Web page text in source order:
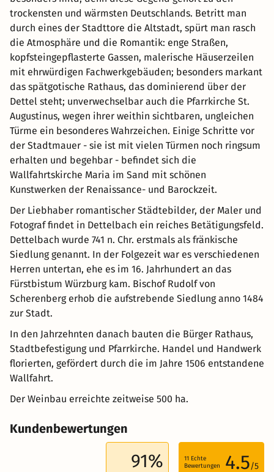
trockensten und wärmsten Deutschlands. Betritt man
durch eines der Stadttore die Altstadt, spürt man rasch
die Atmosphäre und die Romantik: enge Straßen,
kopfsteingepflasterte Gassen, malerische Häuserzeilen
mit ehrwürdigen Fachwerkgebäuden; besonders markant
das spätgotische Rathaus, das dominierend über der
Dettel steht; unverwechselbar auch die Pfarrkirche St.
Augustinus, wegen ihrer weithin sichtbaren, ungleichen
Türme ein besonderes Wahrzeichen. Einige Schritte vor
der Stadtmauer - sie ist mit vielen Türmen noch ringsum
erhalten und begehbar - befindet sich die
Wallfahrtskirche Maria im Sand mit schönen
Kunstwerken der Renaissance- und Barockzeit.
Der Liebhaber romantischer Städtebilder, der Maler und
Fotograf findet in Dettelbach ein reiches Betätigungsfeld.
Dettelbach wurde 741 n. Chr. erstmals als fränkische
Siedlung genannt. In der Folgezeit war es verschiedenen
Herren untertan, ehe es im 16. Jahrhundert an das
Fürstbistum Würzburg kam. Bischof Rudolf von
Scherenberg erhob die aufstrebende Siedlung anno 1484
zur Stadt.
In den Jahrzehnten danach bauten die Bürger Rathaus,
Stadtbefestigung und Pfarrkirche. Handel und Handwerk
florierten, gefördert durch die im Jahre 1506 entstandene
Wallfahrt.
Der Weinbau erreichte zeitweise 500 ha.
Kundenbewertungen
91% 11 Echte
Bewertungen
4.5/5